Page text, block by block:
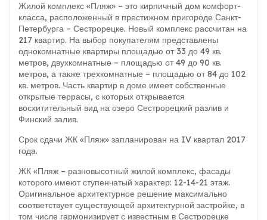
Жилой комплекс «Пляж» – это кирпичный дом комфорт-
класса, расположенный в престижном пригороде Санкт-
Петербурга – Сестрорецке. Новый комплекс рассчитан на
217 квартир. На выбор покупателям представлены
однокомнатные квартиры площадью от 33 до 49 кв.
метров, двухкомнатные – площадью от 49 до 90 кв.
метров, а также трехкомнатные – площадью от 84 до 102
кв. метров. Часть квартир в доме имеет собственные
открытые террасы, с которых открывается
восхитительный вид на озеро Сестрорецкий разлив и
Финский залив.
Срок сдачи ЖК «Пляж» запланирован на IV квартал 2017
года.
ЖК «Пляж – разновысотный жилой комплекс, фасады
которого имеют ступенчатый характер: 12-14-21 этаж.
Оригинальное архитектурное решение максимально
соответствует существующей архитектурной застройке, в
том числе гармонизирует с известным в Сестрорецке